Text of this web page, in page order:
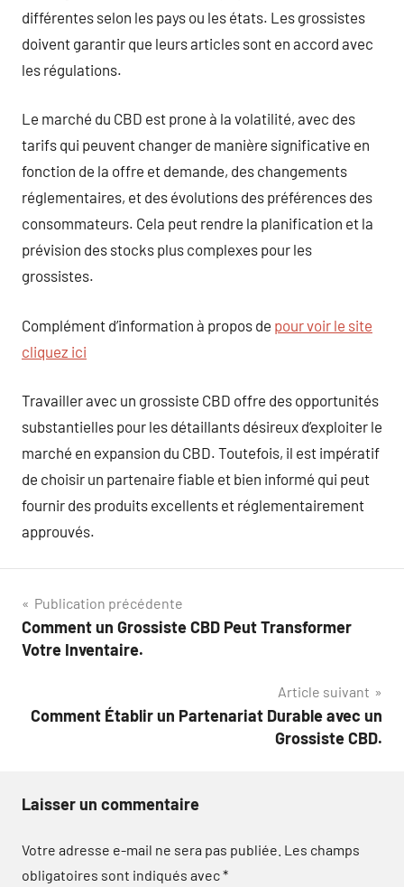
différentes selon les pays ou les états. Les grossistes
doivent garantir que leurs articles sont en accord avec
les régulations.
Le marché du CBD est prone à la volatilité, avec des
tarifs qui peuvent changer de manière significative en
fonction de la offre et demande, des changements
réglementaires, et des évolutions des préférences des
consommateurs. Cela peut rendre la planification et la
prévision des stocks plus complexes pour les
grossistes.
Complément d’information à propos de pour voir le site
cliquez ici
Travailler avec un grossiste CBD offre des opportunités
substantielles pour les détaillants désireux d’exploiter le
marché en expansion du CBD. Toutefois, il est impératif
de choisir un partenaire fiable et bien informé qui peut
fournir des produits excellents et réglementairement
approuvés.
Navigation
de
Publication précédente
Comment un Grossiste CBD Peut Transformer
Votre Inventaire.
Article suivant
Comment Établir un Partenariat Durable avec un
Grossiste CBD.
Laisser un commentaire
Votre adresse e-mail ne sera pas publiée. Les champs
obligatoires sont indiqués avec*